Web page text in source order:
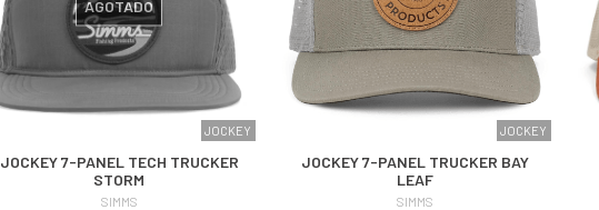
JOCKEY
AGOTADO
JOCKEY 7-PANEL TECH TRUCKER
STORM
SIMMS
JOCKEY
JOCKEY 7-PANEL TRUCKER BAY
LEAF
SIMMS